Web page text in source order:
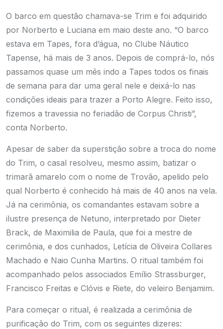
O barco em questão chamava-se Trim e foi adquirido
por Norberto e Luciana em maio deste ano. “O barco
estava em Tapes, fora d’água, no Clube Náutico
Tapense, há mais de 3 anos. Depois de comprá-lo, nós
passamos quase um mês indo a Tapes todos os finais
de semana para dar uma geral nele e deixá-lo nas
condições ideais para trazer a Porto Alegre. Feito isso,
fizemos a travessia no feriadão de Corpus Christi”,
conta Norberto.
Apesar de saber da superstição sobre a troca do nome
do Trim, o casal resolveu, mesmo assim, batizar o
trimarã amarelo com o nome de Trovão, apelido pelo
qual Norberto é conhecido há mais de 40 anos na vela.
Já na cerimônia, os comandantes estavam sobre a
ilustre presença de Netuno, interpretado por Dieter
Brack, de Maximilia de Paula, que foi a mestre de
cerimônia, e dos cunhados, Letícia de Oliveira Collares
Machado e Naio Cunha Martins. O ritual também foi
acompanhado pelos associados Emílio Strassburger,
Francisco Freitas e Clóvis e Riete, do veleiro Benjamim.
Para começar o ritual, é realizada a cerimônia de
purificação do Trim, com os seguintes dizeres: